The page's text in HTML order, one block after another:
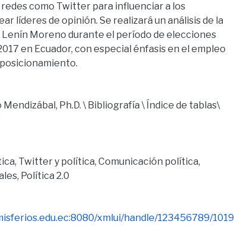
como Twitter para influenciar a los
líderes de opinión. Se realizará un análisis de la
Lenín Moreno durante el período de elecciones
en Ecuador, con especial énfasis en el empleo
Ph.D. \ Bibliografía \ Índice de tablas\
, Twitter y política, Comunicación política,
, Política 2.0
xmlui/handle/123456789/1019